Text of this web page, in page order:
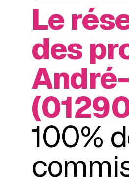
Le
des
100%